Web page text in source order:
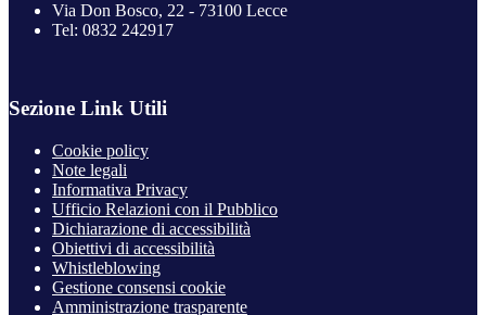
Via Don Bosco, 22 - 73100 Lecce
Tel: 0832 242917
Sezione Link Utili
Cookie policy
Note legali
Informativa Privacy
Ufficio Relazioni con il Pubblico
Dichiarazione di accessibilità
Obiettivi di accessibilità
Whistleblowing
Gestione consensi cookie
Amministrazione trasparente